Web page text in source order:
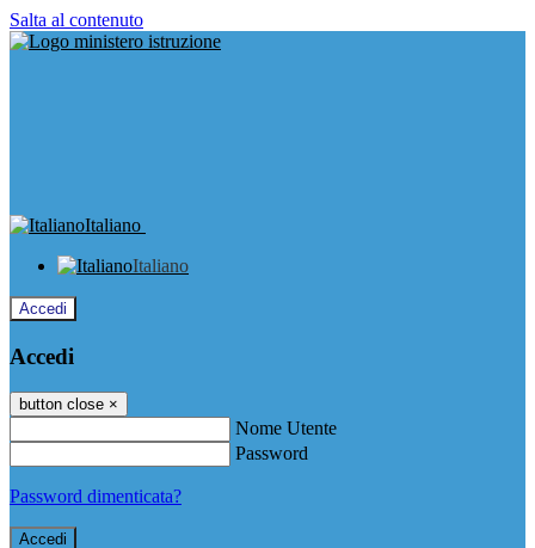
Salta al contenuto
Italiano
Italiano
Accedi
Accedi
button close ×
Nome Utente
Password
Password dimenticata?